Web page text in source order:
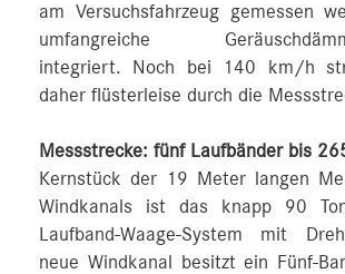
am Versuchsfahrzeug gemessen
umfangreiche Geräuschdämm-
integriert. Noch bei 140 km/h
daher flüsterleise durch die
Messstrecke: fünf Laufbänder bis
Kernstück der 19 Meter langen
Windkanals ist das knapp 90
Laufband-Waage-System mit
neue Windkanal besitzt ein Fünf-